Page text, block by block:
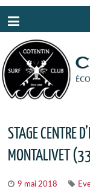
STAGE CENTRE
MONTALIVET
9 mai 2018
Panneau de gestion des